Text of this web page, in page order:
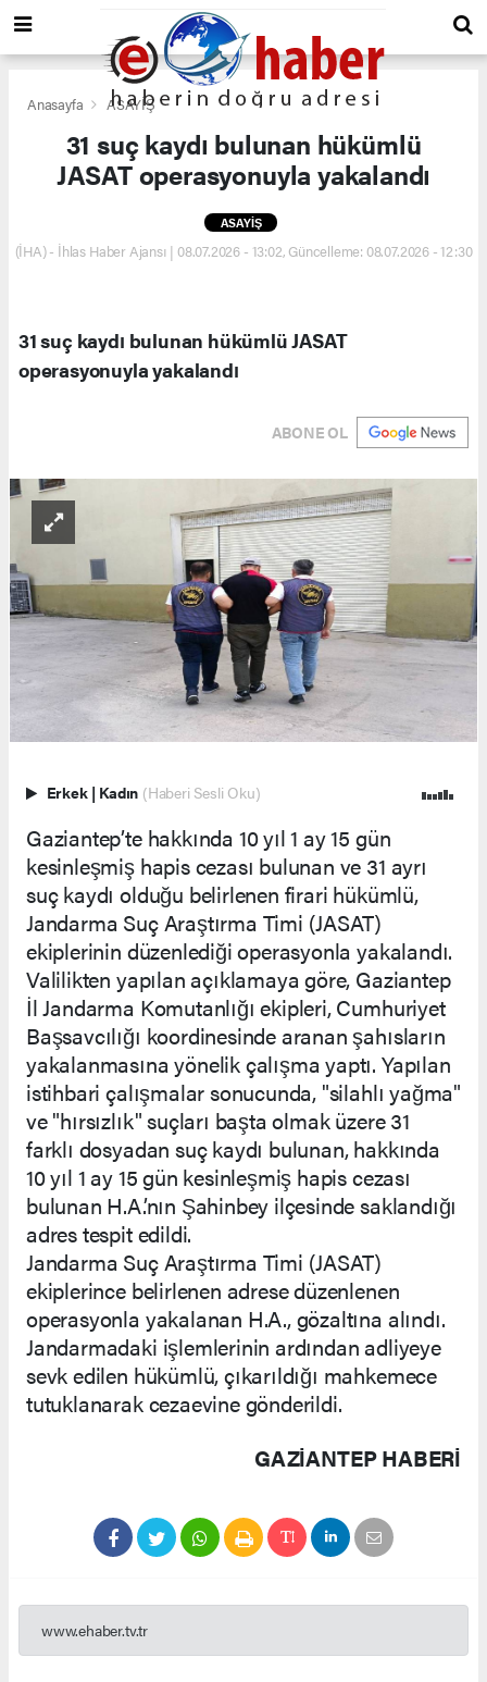
Anasayfa ASAYİŞ
31 suç kaydı bulunan hükümlü
JASAT operasyonuyla yakalandı
ASAYİŞ
(İHA) - İhlas Haber Ajansı | 08.07.2026 - 13:02, Güncelleme: 08.07.2026 - 12:30
31 suç kaydı bulunan hükümlü JASAT
operasyonuyla yakalandı
ABONE OL
Erkek | Kadın (Haberi Sesli Oku)
Gaziantep’te hakkında 10 yıl 1 ay 15 gün
kesinleşmiş hapis cezası bulunan ve 31 ayrı
suç kaydı olduğu belirlenen firari hükümlü,
Jandarma Suç Araştırma Timi (JASAT)
ekiplerinin düzenlediği operasyonla yakalandı.
Valilikten yapılan açıklamaya göre, Gaziantep
İl Jandarma Komutanlığı ekipleri, Cumhuriyet
Başsavcılığı koordinesinde aranan şahısların
yakalanmasına yönelik çalışma yaptı. Yapılan
istihbari çalışmalar sonucunda, "silahlı yağma"
ve "hırsızlık" suçları başta olmak üzere 31
farklı dosyadan suç kaydı bulunan, hakkında
10 yıl 1 ay 15 gün kesinleşmiş hapis cezası
bulunan H.A.’nın Şahinbey ilçesinde saklandığı
adres tespit edildi.
Jandarma Suç Araştırma Timi (JASAT)
ekiplerince belirlenen adrese düzenlenen
operasyonla yakalanan H.A., gözaltına alındı.
Jandarmadaki işlemlerinin ardından adliyeye
sevk edilen hükümlü, çıkarıldığı mahkemece
tutuklanarak cezaevine gönderildi.
GAZIANTEP HABERİ
www.ehaber.tv.tr